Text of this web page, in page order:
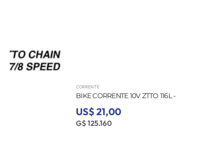
BIKE CORRENTE 10V ZTTO 116L -